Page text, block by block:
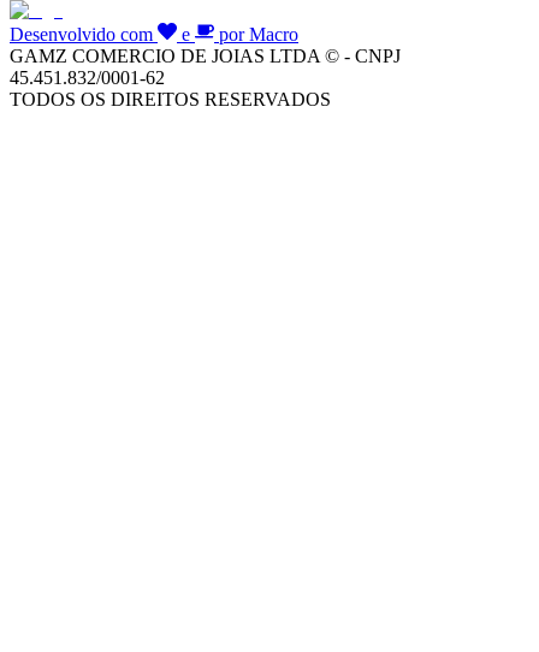
Desenvolvido com e
por Macro
GAMZ COMERCIO DE JOIAS LTDA © - CNPJ
45.451.832/0001-62
TODOS OS DIREITOS RESERVADOS